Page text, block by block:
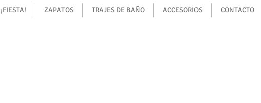
¡FIESTA! ZAPATOS TRAJES DE BAÑO ACCESORIOS CONTACTO